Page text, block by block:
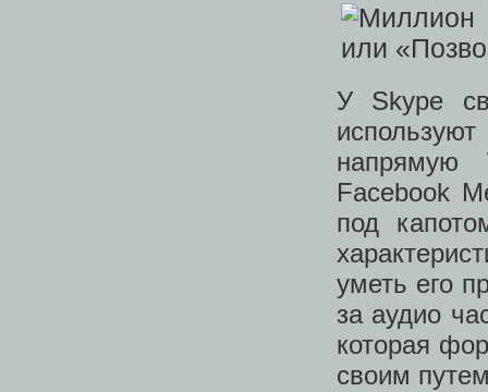
У Skype
напрямую
Facebook
под
уметь его
за аудио
которая
своим